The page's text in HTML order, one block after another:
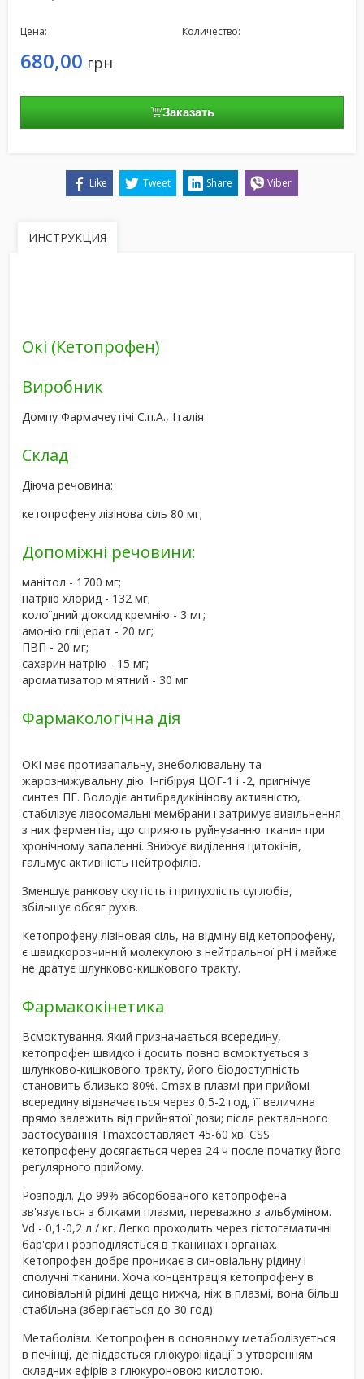
Цена:
680,00 грн
Количество:
Заказать
Like Tweet Share Viber
ИНСТРУКЦИЯ
Окі (Кетопрофен)
Виробник
Домпу Фармачеутічі С.п.А., Італія
Склад
Діюча речовина:
кетопрофену лізінова сіль 80 мг;
Допоміжні речовини:
манітол - 1700 мг;
натрію хлорид - 132 мг;
колоїдний діоксид кремнію - 3 мг;
амонію гліцерат - 20 мг;
ПВП - 20 мг;
сахарин натрію - 15 мг;
ароматизатор м'ятний - 30 мг
Фармакологічна дія
ОКІ має протизапальну, знеболювальну та
жарознижувальну дію. Інгібіруя ЦОГ-1 і -2, пригнічує
синтез ПГ. Володіє антибрадикінінову активністю,
стабілізує лізосомальні мембрани і затримує вивільнення
з них ферментів, що сприяють руйнуванню тканин при
хронічному запаленні. Знижує виділення цитокінів,
гальмує активність нейтрофілів.
Зменшує ранкову скутість і припухлість суглобів,
збільшує обсяг рухів.
Кетопрофену лізіновая сіль, на відміну від кетопрофену,
є швидкорозчинній молекулою з нейтральної рН і майже
не дратує шлунково-кишкового тракту.
Фармакокінетика
Всмоктування. Який призначається всередину,
кетопрофен швидко і досить повно всмоктується з
шлунково-кишкового тракту, його біодоступність
становить близько 80%. Cmax в плазмі при прийомі
всередину відзначається через 0,5-2 год, її величина
прямо залежить від прийнятої дози; після ректального
застосування Tmaxсоставляет 45-60 хв. CSS
кетопрофену досягається через 24 ч поcле початку його
регулярного прийому.
Розподіл. До 99% абсорбованого кетопрофена
зв'язується з білками плазми, переважно з альбуміном.
Vd - 0,1-0,2 л / кг. Легко проходить через гістогематичні
бар'єри і розподіляється в тканинах і органах.
Кетопрофен добре проникає в синовіальну рідину і
сполучні тканини. Хоча концентрація кетопрофену в
синовіальній рідині дещо нижча, ніж в плазмі, вона більш
стабільна (зберігається до 30 год).
Метаболізм. Кетопрофен в основному метаболізується
в печінці, де піддається глюкуронідації з утворенням
складних ефірів з глюкуроновою кислотою.